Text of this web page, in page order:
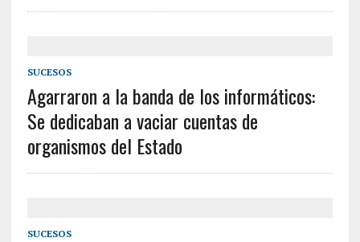
SUCESOS
Agarraron a la banda de los informáticos:
Se dedicaban a vaciar cuentas de
organismos del Estado
SUCESOS